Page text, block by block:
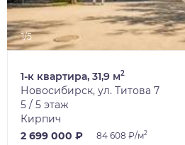
1/5
1-к квартира, 31,9 м2
Новосибирск, ул. Титова 7
5 / 5 этаж
Кирпич
2 699 000 ₽
84 608 ₽/м2